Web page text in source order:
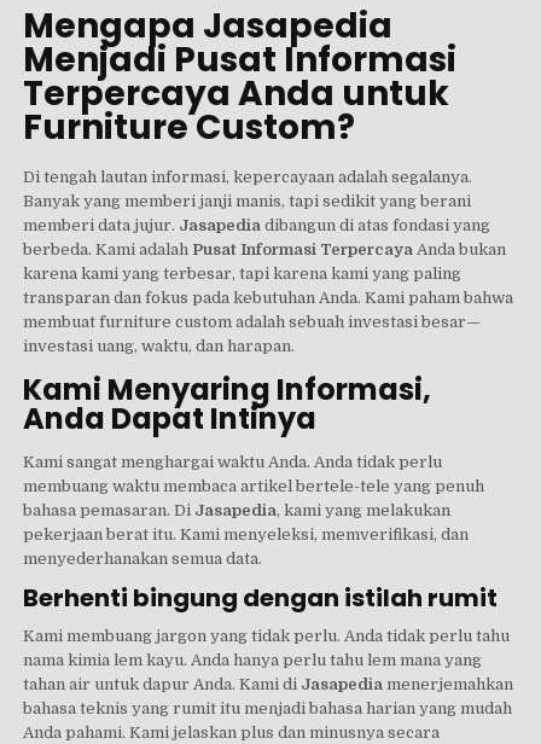
Mengapa Jasapedia
Menjadi Pusat Informasi
Terpercaya Anda untuk
Furniture Custom?
Di tengah lautan informasi, kepercayaan adalah segalanya.
Banyak yang memberi janji manis, tapi sedikit yang berani
memberi data jujur. Jasapedia dibangun di atas fondasi yang
berbeda. Kami adalah Pusat Informasi Terpercaya Anda bukan
karena kami yang terbesar, tapi karena kami yang paling
transparan dan fokus pada kebutuhan Anda. Kami paham bahwa
membuat furniture custom adalah sebuah investasi besar—
investasi uang, waktu, dan harapan.
Kami Menyaring Informasi,
Anda Dapat Intinya
Kami sangat menghargai waktu Anda. Anda tidak perlu
membuang waktu membaca artikel bertele-tele yang penuh
bahasa pemasaran. Di Jasapedia, kami yang melakukan
pekerjaan berat itu. Kami menyeleksi, memverifikasi, dan
menyederhanakan semua data.
Berhenti bingung dengan istilah rumit
Kami membuang jargon yang tidak perlu. Anda tidak perlu tahu
nama kimia lem kayu. Anda hanya perlu tahu lem mana yang
tahan air untuk dapur Anda. Kami di Jasapedia menerjemahkan
bahasa teknis yang rumit itu menjadi bahasa harian yang mudah
Anda pahami. Kami jelaskan plus dan minusnya secara